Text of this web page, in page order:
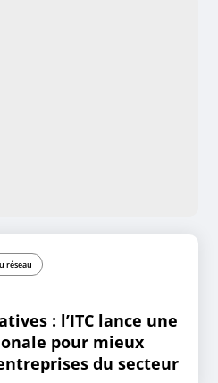
réseau
: l’ITC lance une
pour mieux
du secteur